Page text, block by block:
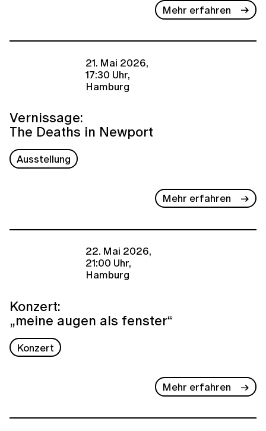
Mehr erfahren
21. Mai 2026,
17:30 Uhr,
Hamburg
Vernissage:
The Deaths in Newport
Ausstellung
Mehr erfahren
22. Mai 2026,
21:00 Uhr,
Hamburg
Konzert:
„meine augen als fenster“
Konzert
Mehr erfahren